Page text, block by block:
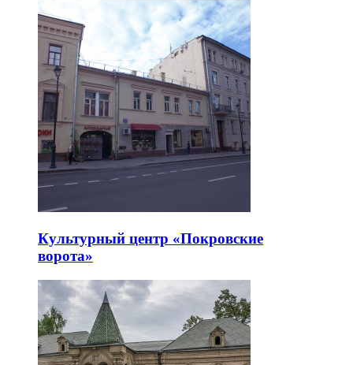
Культурный центр «Покровские
ворота»